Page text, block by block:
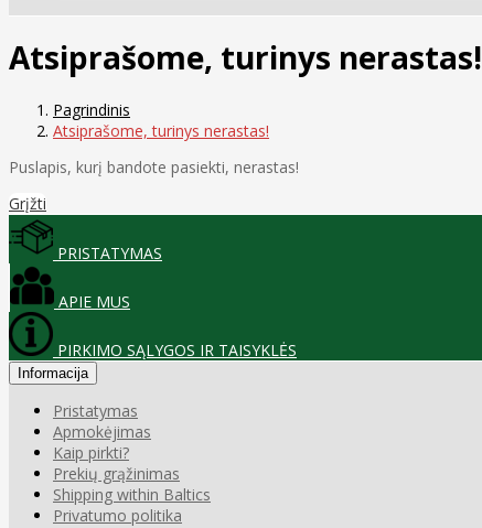
Atsiprašome, turinys nerastas!
Pagrindinis
Atsiprašome, turinys nerastas!
Puslapis, kurį bandote pasiekti, nerastas!
Grįžti
PRISTATYMAS
APIE MUS
PIRKIMO SĄLYGOS IR TAISYKLĖS
Informacija
Pristatymas
Apmokėjimas
Kaip pirkti?
Prekių grąžinimas
Shipping within Baltics
Privatumo politika